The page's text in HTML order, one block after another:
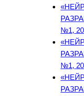
№1,
№1,